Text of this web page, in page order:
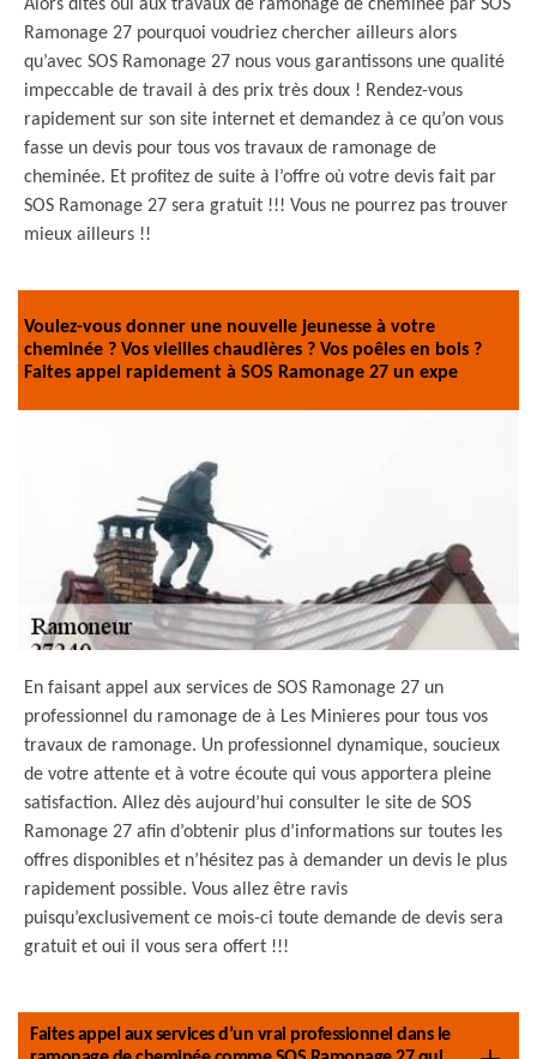
Alors dites oui aux travaux de ramonage de cheminée par SOS
Ramonage 27 pourquoi voudriez chercher ailleurs alors
qu’avec SOS Ramonage 27 nous vous garantissons une qualité
impeccable de travail à des prix très doux ! Rendez-vous
rapidement sur son site internet et demandez à ce qu’on vous
fasse un devis pour tous vos travaux de ramonage de
cheminée. Et profitez de suite à l’offre où votre devis fait par
SOS Ramonage 27 sera gratuit !!! Vous ne pourrez pas trouver
mieux ailleurs !!
Voulez-vous donner une nouvelle jeunesse à votre
cheminée ? Vos vieilles chaudières ? Vos poêles en bois ?
Faites appel rapidement à SOS Ramonage 27 un expe
En faisant appel aux services de SOS Ramonage 27 un
professionnel du ramonage de à Les Minieres pour tous vos
travaux de ramonage. Un professionnel dynamique, soucieux
de votre attente et à votre écoute qui vous apportera pleine
satisfaction. Allez dès aujourd’hui consulter le site de SOS
Ramonage 27 afin d’obtenir plus d’informations sur toutes les
offres disponibles et n’hésitez pas à demander un devis le plus
rapidement possible. Vous allez être ravis
puisqu’exclusivement ce mois-ci toute demande de devis sera
gratuit et oui il vous sera offert !!!
Faites appel aux services d’un vrai professionnel dans le